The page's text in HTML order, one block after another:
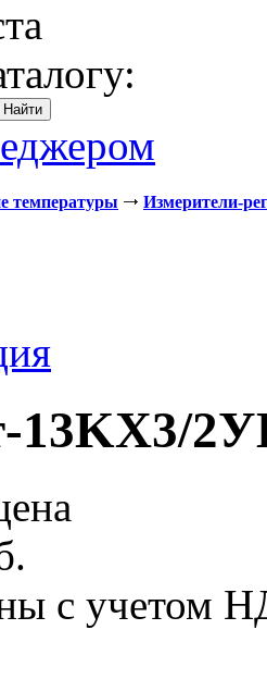
температуры Измерители-
13KX3/
с учетом